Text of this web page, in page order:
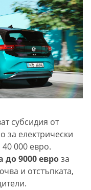
субсидия от
за електрически
000 евро.
до 9000 евроза
и отстъпката,